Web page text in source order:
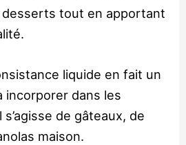
tout en apportant
liquide en fait un
incorporer dans les
s’agisse de gâteaux, de
maison.